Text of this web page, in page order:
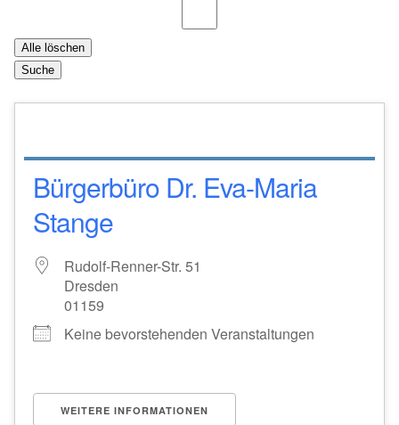
Alle löschen
Suche
Bürgerbüro Dr. Eva-Maria
Stange
Rudolf-Renner-Str. 51
Dresden
01159
Keine bevorstehenden Veranstaltungen
WEITERE INFORMATIONEN